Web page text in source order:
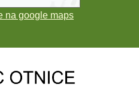
na google maps